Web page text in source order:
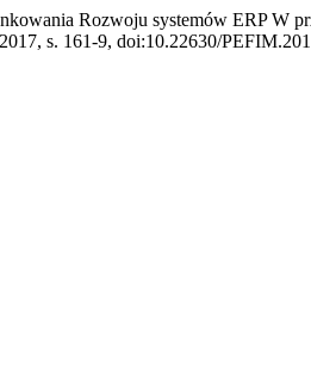
Rozwoju systemów ERP W
s. 161-9, doi:10.22630/